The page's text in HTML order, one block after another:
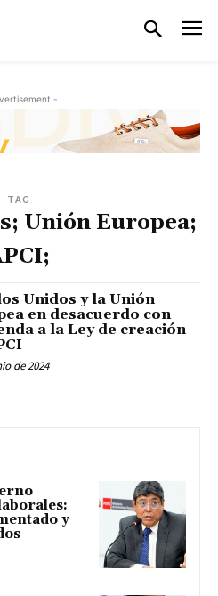
-
TAG
Unión Europea;
Unidos y la Unión
en desacuerdo con
a la Ley de creación
de 2024
y